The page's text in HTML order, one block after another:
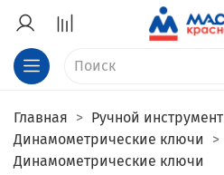
Главная
Ручной инструмент
Динамометрические ключи
Динамометрические ключи